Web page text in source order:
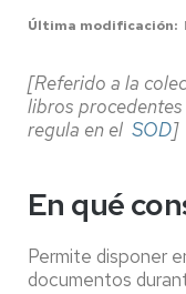
Última modificación
[Referido a la
libros
regula en el SOD]
En qué
Permite disponer
documentos